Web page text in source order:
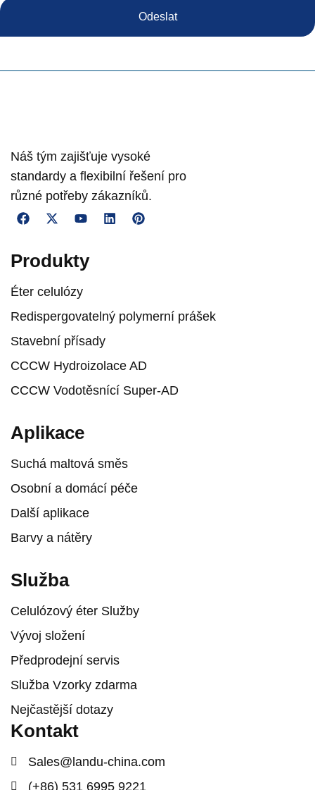
Odeslat
Náš tým zajišťuje vysoké
standardy a flexibilní řešení pro
různé potřeby zákazníků.
Produkty
Éter celulózy
Redispergovatelný polymerní prášek
Stavební přísady
CCCW Hydroizolace AD
CCCW Vodotěsnící Super-AD
Aplikace
Suchá maltová směs
Osobní a domácí péče
Další aplikace
Barvy a nátěry
Služba
Celulózový éter Služby
Vývoj složení
Předprodejní servis
Služba Vzorky zdarma
Nejčastější dotazy
Kontakt
Sales@landu-china.com
(+86) 531 6995 9221